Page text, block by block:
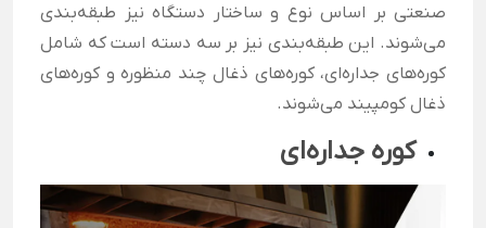
صنعتی بر اساس نوع و ساختار دستگاه نیز طبقه‌بندی
می‌شوند. این طبقه‌بندی نیز بر سه دسته است که شامل
کوره‌های جداره‌ای، کوره‌های ذغال چند منظوره و کوره‌های
ذغال کومپیند می‌شوند.
کوره جداره‌ای